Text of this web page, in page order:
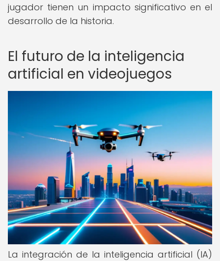
jugador tienen un impacto significativo en el
desarrollo de la historia.
El futuro de la inteligencia
artificial en videojuegos
La integración de la inteligencia artificial (IA)